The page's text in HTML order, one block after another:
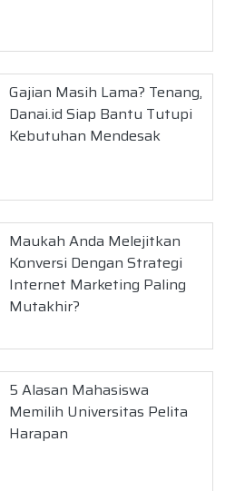
Gajian Masih Lama? Tenang,
Danai.id Siap Bantu Tutupi
Kebutuhan Mendesak
Maukah Anda Melejitkan
Konversi Dengan Strategi
Internet Marketing Paling
Mutakhir?
5 Alasan Mahasiswa
Memilih Universitas Pelita
Harapan